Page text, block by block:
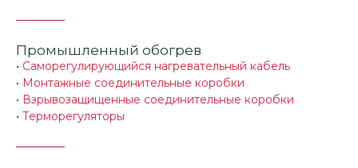
Промышленный обогрев
• Саморегулирующийся нагревательный кабель
• Монтажные соединительные коробки
• Взрывозащищенные соединительные коробки
• Терморегуляторы